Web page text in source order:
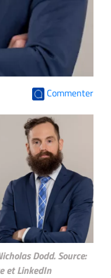
Commenter
Dodd. Source:
et LinkedIn